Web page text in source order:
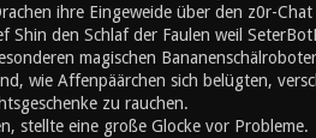
ihre Eingeweide über den z0r-
Shin den Schlaf der Faulen weil
magischen
wie Affenpäärchen sich belügten,
zu rauchen.
stellte eine große Glocke vor Probleme.